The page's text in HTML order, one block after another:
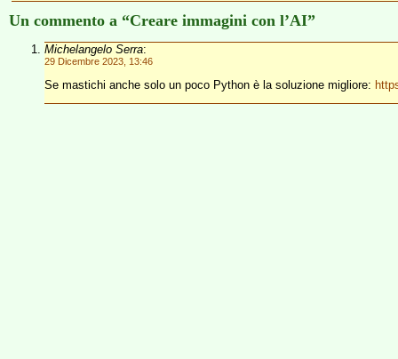
Un commento a “Creare immagini con l’AI”
Michelangelo Serra:
29 Dicembre 2023, 13:46
Se mastichi anche solo un poco Python è la soluzione migliore: